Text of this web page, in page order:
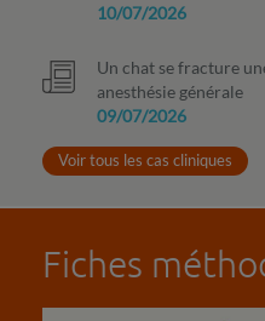
10/07/2026
Un chat se fracture
anesthésie générale
09/07/2026
Voir tous les cas cliniques
Fiches